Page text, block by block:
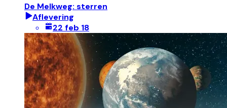
De Melkweg: sterren
Aflevering
22 feb 18